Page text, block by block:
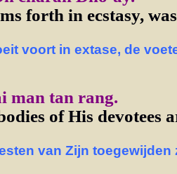
forth in ecstasy,
voort in extase, de
man tan rang.
of His devotees
van Zijn